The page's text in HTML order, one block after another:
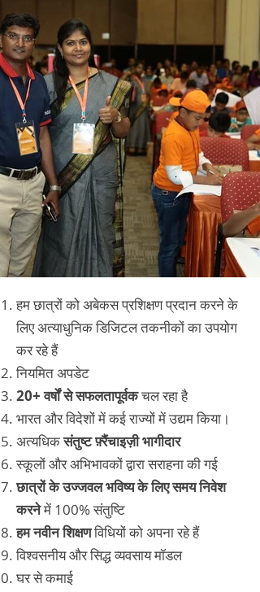
हम छात्रों को अबेकस प्रशिक्षण प्रदान करने के
लिए अत्याधुनिक डिजिटल तकनीकों का उपयोग
कर रहे हैं
नियमित अपडेट
20+ वर्षों से सफलतापूर्वकचल रहा है
भारत और विदेशों में कई राज्यों में उद्यम किया।
अत्यधिकसंतुष्ट फ़्रैंचाइज़ी भागीदार
स्कूलों और अभिभावकों द्वारा सराहना की गई
छात्रों के उज्जवल भविष्य के लिए समय निवेश
करनेमें 100% संतुष्टि
हम नवीन शिक्षणविधियों को अपना रहे हैं
विश्वसनीय और सिद्ध व्यवसाय मॉडल
घर से कमाई